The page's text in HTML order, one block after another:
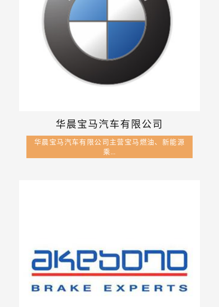
华晨宝马汽车有限公司
华晨宝马汽车有限公司主营宝马燃油、新能源
乘…